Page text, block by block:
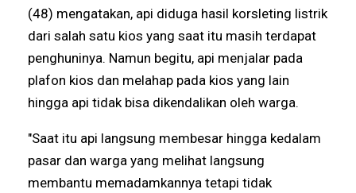
(48) mengatakan, api diduga hasil korsleting listrik
dari salah satu kios yang saat itu masih terdapat
penghuninya. Namun begitu, api menjalar pada
plafon kios dan melahap pada kios yang lain
hingga api tidak bisa dikendalikan oleh warga.
"Saat itu api langsung membesar hingga kedalam
pasar dan warga yang melihat langsung
membantu memadamkannya tetapi tidak